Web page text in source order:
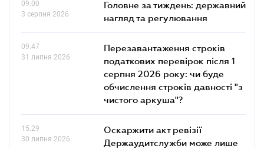
09.00
3 серпня 2026
Головне за тиждень: державний
нагляд та регулювання
09.47
31 липня 2026
Перезавантаження строків
податкових перевірок після 1
серпня 2026 року: чи буде
обчислення строків давності "з
чистого аркуша"?
15.29
30 липня 2026
Оскаржити акт ревізії
Держаудитслужби може лише